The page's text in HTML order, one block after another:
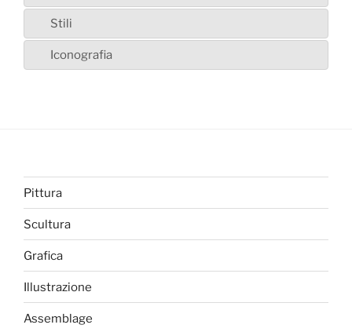
Stili
Iconografia
Pittura
Scultura
Grafica
Illustrazione
Assemblage